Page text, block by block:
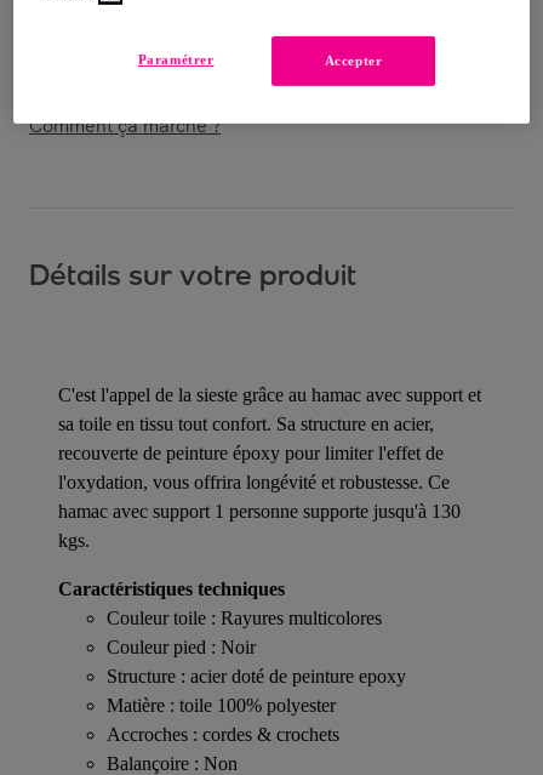
Livraison estimée: entre le et le21/08
Comment ça marche ?
Détails sur votre produit
C'est l'appel de la sieste grâce au hamac avec support et
sa toile en tissu tout confort. Sa structure en acier,
recouverte de peinture époxy pour limiter l'effet de
l'oxydation, vous offrira longévité et robustesse. Ce
hamac avec support 1 personne supporte jusqu'à 130
kgs.
Caractéristiques techniques
Couleur toile : Rayures multicolores
Couleur pied : Noir
Structure : acier doté de peinture epoxy
Matière : toile 100% polyester
Accroches : cordes & crochets
Balançoire : Non
Accepter
Paramétrer